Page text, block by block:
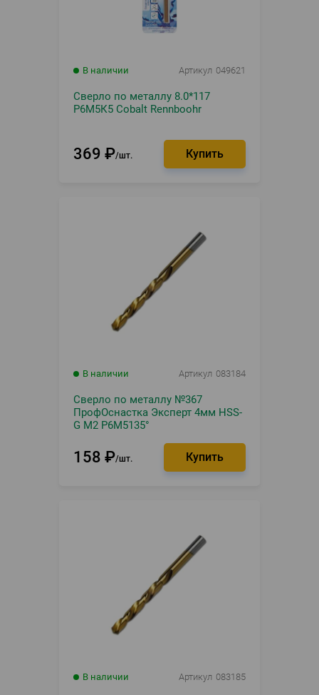
В наличии Артикул 049621
Сверло по металлу 8.0*117
Р6М5К5 Cobalt Rennboohr
369 ₽ шт.
В наличии Артикул 083184
Сверло по металлу №367
ПрофОснастка Эксперт 4мм HSS-
G M2 Р6М5135°
158 ₽ шт.
В наличии Артикул 083185